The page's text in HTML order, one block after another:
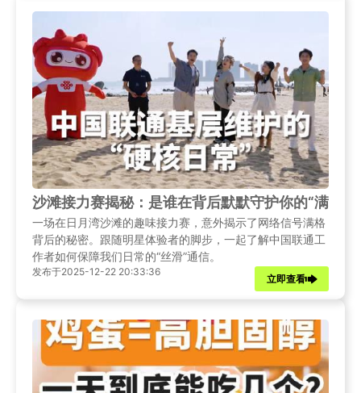
沙滩接力赛揭秘：是谁在背后默默守护你的“满格信
一场在日月湾沙滩的趣味接力赛，意外揭示了网络信号满格
背后的秘密。跟随明星体验者的脚步，一起了解中国联通工
作者如何保障我们日常的“丝滑”通信。
发布于2025-12-22 20:33:36
立即查看